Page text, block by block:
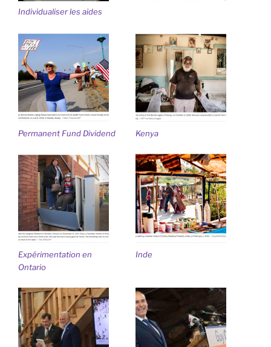
Individualiser les aides
Permanent Fund Dividend Kenya
Expérimentation en
Ontario
Inde